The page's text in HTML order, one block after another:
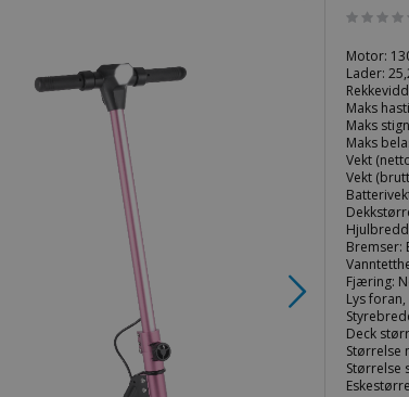
Motor:
Lader:
Maks
Maks
Maks
Vekt
Vekt
Bremser:
Fjæring:
Lys
Deck
Størrelse
Størrelse